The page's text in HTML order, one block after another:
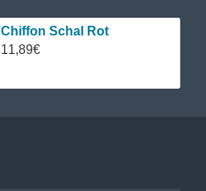
Chiffon Schal Rot
11,89€